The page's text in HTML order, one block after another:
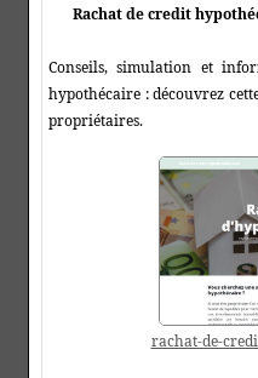
Rachat de credit
Conseils, simulation et
hypothécaire : découvrez
propriétaires.
rachat-de-